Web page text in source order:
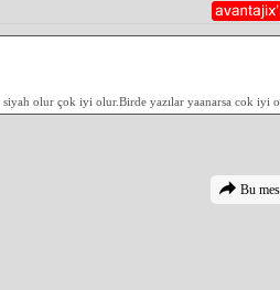
siyah olur çok iyi olur.Birde yazılar yaanarsa cok iyi
Bu